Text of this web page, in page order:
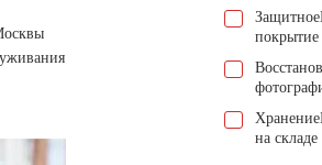
Защитное
покрытие
Хранение
на складе